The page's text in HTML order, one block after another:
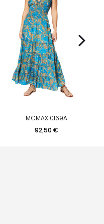
MCMAXI0169A
Prix
92,50 €